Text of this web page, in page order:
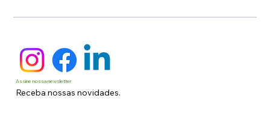
Assine nossa newsletter
Receba nossas novidades.